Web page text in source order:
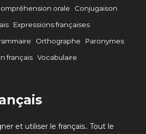
orale
Conjugaison
Expressions françaises
Orthographe
Paronymes
français Vocabulaire
et utiliser le français.. Tout le